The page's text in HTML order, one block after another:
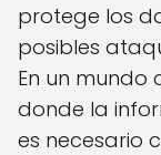
protege los
posibles
En un mundo
donde la
es necesario